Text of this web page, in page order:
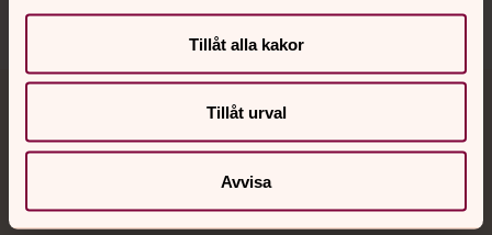
Tillåt alla kakor
Tillåt urval
Avvisa
Jourhavande präst
med en präst på kvällar och nätter.